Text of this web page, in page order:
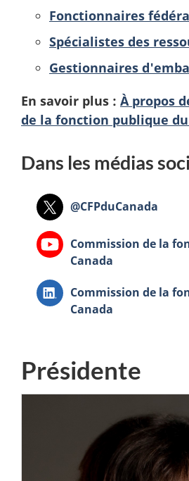
Fonctionnaires
Spécialistes des
Gestionnaires
En savoir plus : À propos
de la fonction publique du
Dans les médias
X: @CFPduCanada
YouTube:Commission de la
Canada
LinkedIn:Commission de la
Canada
Présidente